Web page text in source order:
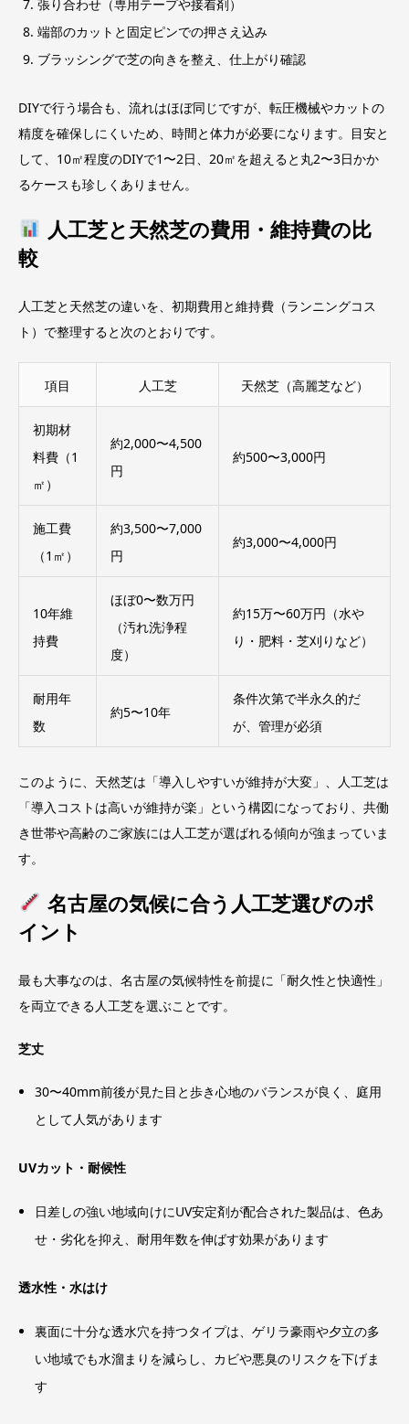
張り合わせ（専用テープや接着剤）
端部のカットと固定ピンでの押さえ込み
ブラッシングで芝の向きを整え、仕上がり確認
DIYで行う場合も、流れはほぼ同じですが、転圧機械やカットの
精度を確保しにくいため、時間と体力が必要になります。目安と
して、10㎡程度のDIYで1〜2日、20㎡を超えると丸2〜3日かか
るケースも珍しくありません。
人工芝と天然芝の費用・維持費の比
較
人工芝と天然芝の違いを、初期費用と維持費（ランニングコス
ト）で整理すると次のとおりです。
項目 人工芝 天然芝（高麗芝など）
初期材
料費（1
㎡）
約2,000〜4,500
円
約500〜3,000円
施工費
（1㎡）
約3,500〜7,000
円
約3,000〜4,000円
10年維
持費
ほぼ0〜数万円
（汚れ洗浄程
度）
約15万〜60万円（水や
り・肥料・芝刈りなど）
耐用年
数
約5〜10年
条件次第で半永久的だ
が、管理が必須
このように、天然芝は「導入しやすいが維持が大変」、人工芝は
「導入コストは高いが維持が楽」という構図になっており、共働
き世帯や高齢のご家族には人工芝が選ばれる傾向が強まっていま
す。
名古屋の気候に合う人工芝選びのポ
イント
最も大事なのは、名古屋の気候特性を前提に「耐久性と快適性」
を両立できる人工芝を選ぶことです。
芝丈
30〜40mm前後が見た目と歩き心地のバランスが良く、庭用
として人気があります
UVカット・耐候性
日差しの強い地域向けにUV安定剤が配合された製品は、色あ
せ・劣化を抑え、耐用年数を伸ばす効果があります
透水性・水はけ
裏面に十分な透水穴を持つタイプは、ゲリラ豪雨や夕立の多
い地域でも水溜まりを減らし、カビや悪臭のリスクを下げま
す